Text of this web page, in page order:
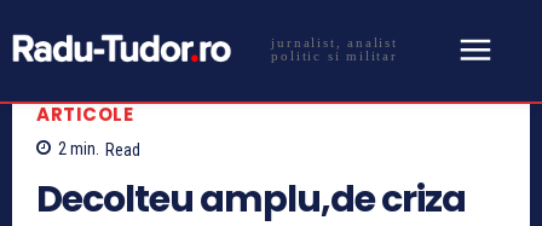
jurnalist, analist
politic si militar
ARTICOLE
2min. Read
Decolteu amplu,de criza